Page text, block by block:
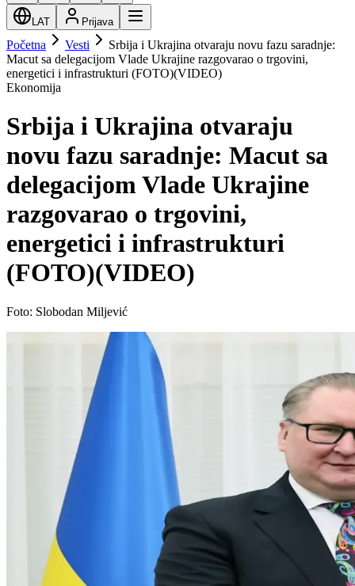
LAT Prijava
Početna Vesti
Srbija i Ukrajina otvaraju novu fazu saradnje:
Macut sa delegacijom Vlade Ukrajine razgovarao o trgovini,
energetici i infrastrukturi (FOTO)(VIDEO)
Ekonomija
Srbija i Ukrajina otvaraju
novu fazu saradnje: Macut sa
delegacijom Vlade Ukrajine
razgovarao o trgovini,
energetici i infrastrukturi
(FOTO)(VIDEO)
Foto: Slobodan Miljević